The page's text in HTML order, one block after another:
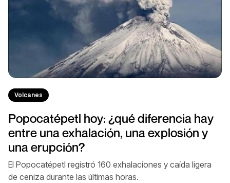
Volcanes
Popocatépetl hoy: ¿qué diferencia hay
entre una exhalación, una explosión y
una erupción?
El Popocatépetl registró 160 exhalaciones y caída ligera
de ceniza durante las últimas horas.